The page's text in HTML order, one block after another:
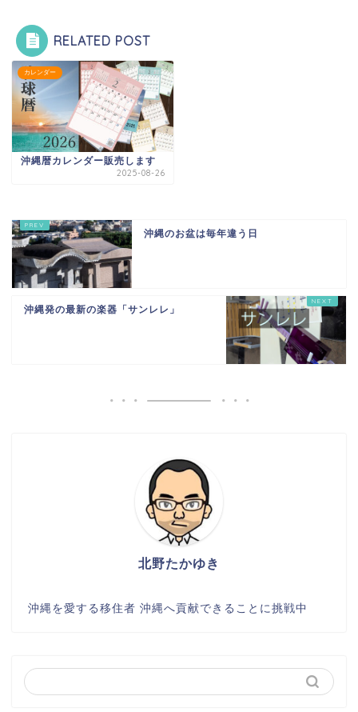
RELATED POST
カレンダー
沖縄暦カレンダー販売します
2025-08-26
沖縄のお盆は毎年違う日
沖縄発の最新の楽器「サンレレ」
北野たかゆき
沖縄を愛する移住者 沖縄へ貢献できることに挑戦中